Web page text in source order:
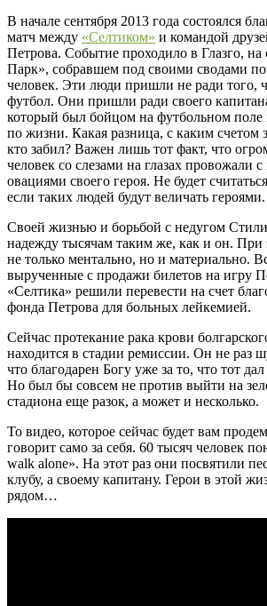
В начале сентября 2013 года состоялся
матч между «Селтиком» и командой
Петрова. Событие проходило в Глазго, на
Парк», собравшем под своими сводами
человек. Эти люди пришли не ради того,
футбол. Они пришли ради своего
который был бойцом на футбольном поле
по жизни. Какая разница, с каким счетом
кто забил? Важен лишь тот факт, что
человек со слезами на глазах провожали
овациями своего героя. Не будет
если таких людей будут величать героями.
Своей жизнью и борьбой с недугом
надежду тысячам таким же, как и он. При
не только ментально, но и материально.
вырученные с продажи билетов на игру
«Селтика» решили перевести на счет
фонда Петрова для больных лейкемией.
Сейчас протекание рака крови
находится в стадии ремиссии. Он не раз
что благодарен Богу уже за то, что тот
Но был бы совсем не против выйти на
стадиона еще разок, а может и несколько.
То видео, которое сейчас будет вам
говорит само за себя. 60 тысяч человек
walk alone». На этот раз они посвятили
клубу, а своему капитану. Герои в этой
рядом…